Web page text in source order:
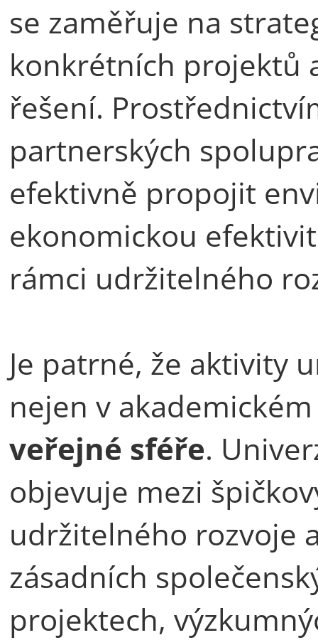
se zaměřuje na
konkrétních projektů
řešení.
partnerských
efektivně propojit
ekonomickou
rámci udržitelného
Je patrné, že aktivity
nejen v
veřejné sféře.
objevuje mezi
udržitelného rozvoje
zásadních
projektech,